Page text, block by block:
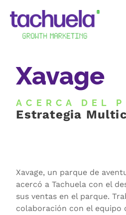
Xavage
ACERCA DEL
Estrategia
Xavage, un parque de
acercó a Tachuela con el
sus ventas en el parque.
colaboración con el equipo